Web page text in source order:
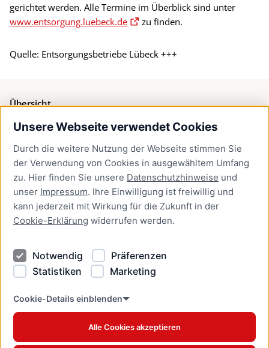
Unsere Webseite verwendet Cookies
Durch die weitere Nutzung der Webseite stimmen Sie
der Verwendung von Cookies in ausgewähltem Umfang
zu. Hier finden Sie unsere Datenschutzhinweise und
unser Impressum. Ihre Einwilligung ist freiwillig und
kann jederzeit mit Wirkung für die Zukunft in der
Cookie-Erklärung widerrufen werden.
Notwendig
Präferenzen
Statistiken
Marketing
Cookie-Details einblenden
Alle Cookies akzeptieren
gerichtet werden. Alle Termine im Überblick sind unter
www.entsorgung.luebeck.de
zu finden.
Quelle: Entsorgungsbetriebe Lübeck +++
Übersicht
Bürgerservice
Presse
Newsletter Lübeck:kompakt
Kontakt
Kontakt
Datenschutzhinweise
Barrierefreiheit
Cookie Erklärung
www.luebeck.de